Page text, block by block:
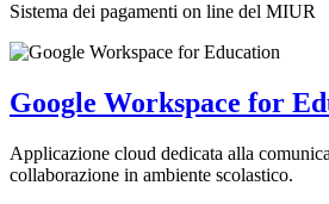
Sistema dei pagamenti on line del MIUR
Google Workspace for
Applicazione cloud dedicata alla
collaborazione in ambiente scolastico.